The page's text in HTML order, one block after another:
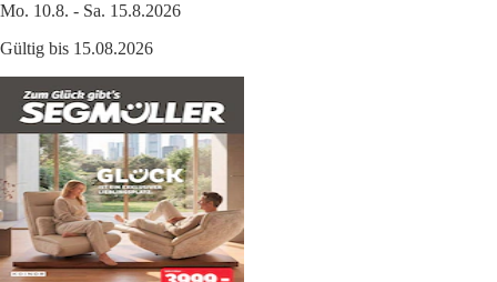
Mo. 10.8. - Sa. 15.8.2026
Gültig bis 15.08.2026